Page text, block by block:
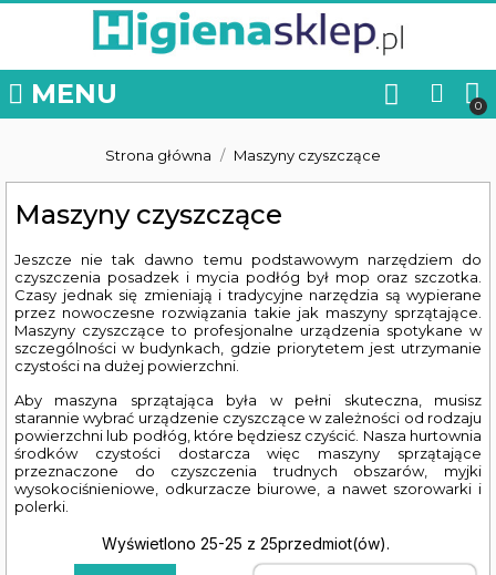
MENU
Strona główna Maszyny czyszczące
Maszyny czyszczące
Jeszcze nie tak dawno temu podstawowym narzędziem do
czyszczenia posadzek i mycia podłóg był mop oraz szczotka.
Czasy jednak się zmieniają i tradycyjne narzędzia są wypierane
przez nowoczesne rozwiązania takie jak maszyny sprzątające.
Maszyny czyszczące to profesjonalne urządzenia spotykane w
szczególności w budynkach, gdzie priorytetem jest utrzymanie
czystości na dużej powierzchni.
Aby maszyna sprzątająca była w pełni skuteczna, musisz
starannie wybrać urządzenie czyszczące w zależności od rodzaju
powierzchni lub podłóg, które będziesz czyścić. Nasza hurtownia
środków czystości dostarcza więc maszyny sprzątające
przeznaczone do czyszczenia trudnych obszarów, myjki
wysokociśnieniowe, odkurzacze biurowe, a nawet szorowarki i
polerki.
Wyświetlono 25-25 z 25przedmiot(ów).